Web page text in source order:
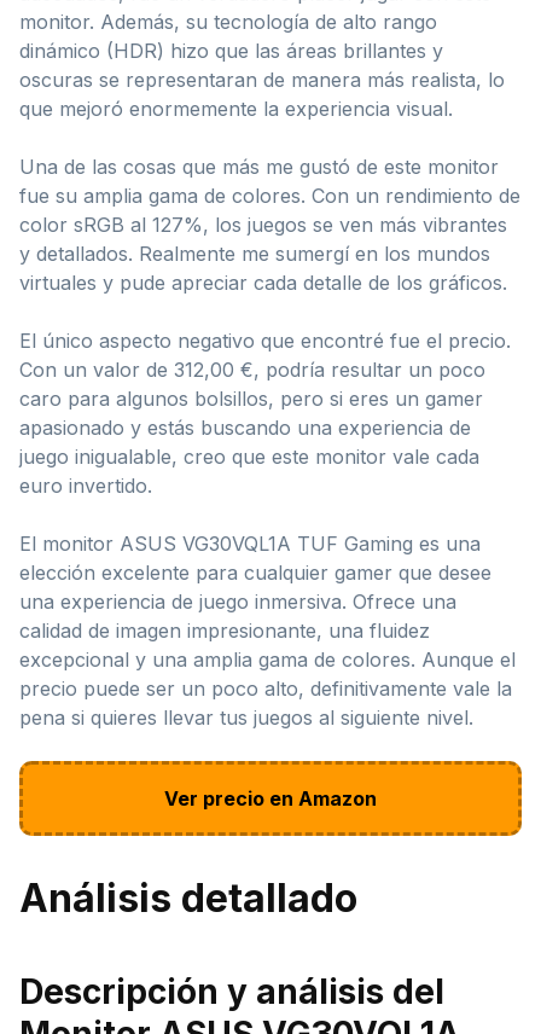
monitor. Además, su tecnología de alto rango
dinámico (HDR) hizo que las áreas brillantes y
oscuras se representaran de manera más realista, lo
que mejoró enormemente la experiencia visual.
Una de las cosas que más me gustó de este monitor
fue su amplia gama de colores. Con un rendimiento de
color sRGB al 127%, los juegos se ven más vibrantes
y detallados. Realmente me sumergí en los mundos
virtuales y pude apreciar cada detalle de los gráficos.
El único aspecto negativo que encontré fue el precio.
Con un valor de 312,00 €, podría resultar un poco
caro para algunos bolsillos, pero si eres un gamer
apasionado y estás buscando una experiencia de
juego inigualable, creo que este monitor vale cada
euro invertido.
El monitor ASUS VG30VQL1A TUF Gaming es una
elección excelente para cualquier gamer que desee
una experiencia de juego inmersiva. Ofrece una
calidad de imagen impresionante, una fluidez
excepcional y una amplia gama de colores. Aunque el
precio puede ser un poco alto, definitivamente vale la
pena si quieres llevar tus juegos al siguiente nivel.
Ver precio en Amazon
Análisis detallado
Descripción y análisis del